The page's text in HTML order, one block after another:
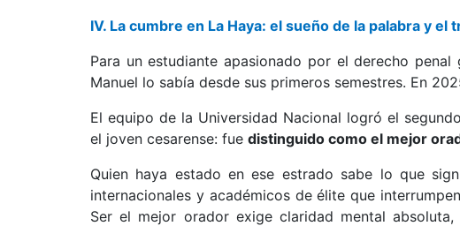
IV. La cumbre en La Haya: el sueño de la palabra y el
Para un estudiante apasionado por el derecho
Manuel lo sabía desde sus primeros semestres. En
El equipo de la Universidad Nacional logró el
el joven cesarense: fue distinguido como el mejor
Quien haya estado en ese estrado sabe lo que
internacionales y académicos de élite que
Ser el mejor orador exige claridad mental